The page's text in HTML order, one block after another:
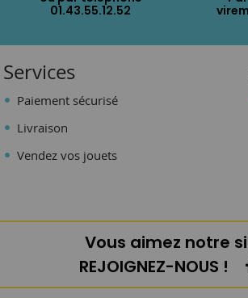
01.43.55.12.52
Services
Paiement sécurisé
Livraison
Vendez vos jouets
Vous aimez notre
REJOIGNEZ-NOUS !